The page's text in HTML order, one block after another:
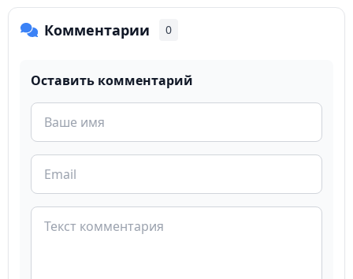
Комментарии 0
Оставить комментарий